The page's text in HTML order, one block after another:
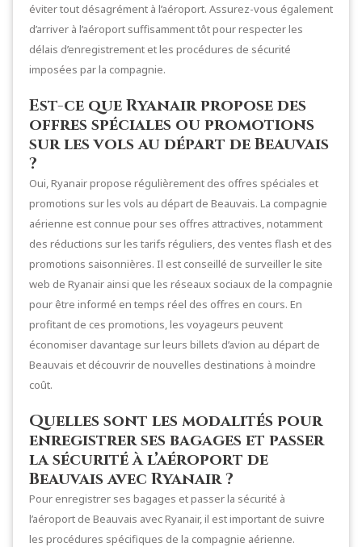
éviter tout désagrément à l’aéroport. Assurez-vous également
d’arriver à l’aéroport suffisamment tôt pour respecter les
délais d’enregistrement et les procédures de sécurité
imposées par la compagnie.
Est-ce que Ryanair propose des
offres spéciales ou promotions
sur les vols au départ de Beauvais
?
Oui, Ryanair propose régulièrement des offres spéciales et
promotions sur les vols au départ de Beauvais. La compagnie
aérienne est connue pour ses offres attractives, notamment
des réductions sur les tarifs réguliers, des ventes flash et des
promotions saisonnières. Il est conseillé de surveiller le site
web de Ryanair ainsi que les réseaux sociaux de la compagnie
pour être informé en temps réel des offres en cours. En
profitant de ces promotions, les voyageurs peuvent
économiser davantage sur leurs billets d’avion au départ de
Beauvais et découvrir de nouvelles destinations à moindre
coût.
Quelles sont les modalités pour
enregistrer ses bagages et passer
la sécurité à l’aéroport de
Beauvais avec Ryanair ?
Pour enregistrer ses bagages et passer la sécurité à
l’aéroport de Beauvais avec Ryanair, il est important de suivre
les procédures spécifiques de la compagnie aérienne.